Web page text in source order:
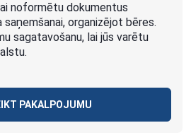
noformētu dokumentus
organizējot bēres.
sagatavošanu, lai jūs varētu
PAKALPOJUMU